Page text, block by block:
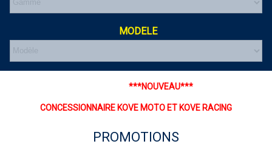
MODELE
***NOUVEAU***
CONCESSIONNAIRE KOVE MOTO ET KOVE RACING
PROMOTIONS